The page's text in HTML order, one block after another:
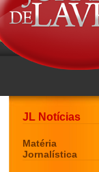
JL Notícias
Matéria
Jornalística